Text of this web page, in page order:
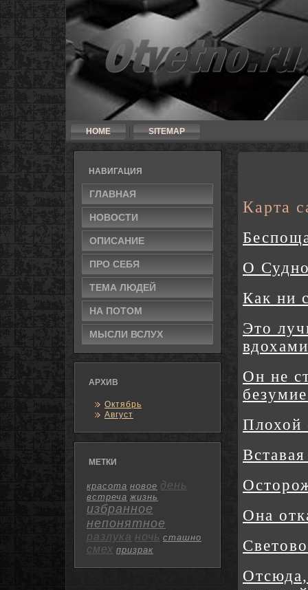
HOME SITEMAP
НАВИГАЦИЯ
ГЛАВНАЯ
НОВОСТИ
ОПИСАНИЕ
ПРО СЕБЯ
ТЕМА ЛЮДЕЙ
НА ПОТОМ
МЫСЛИ ВСЛУХ
АРХИВ
Октябрь
Август
МЕТКИ
красота новое день
встреча жизнь
избранное
непонятное
разлука ночь сташно
смех призрак
Карта
О
Как ни
Это
Он не
Плохой
Она